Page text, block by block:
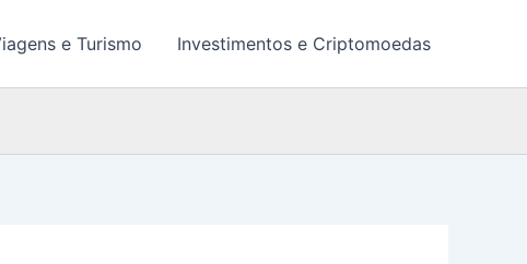
e Turismo Investimentos e Criptomoedas